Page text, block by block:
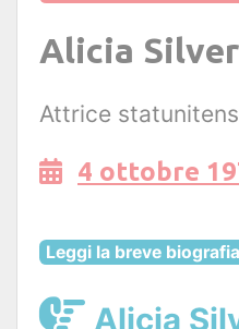
Alicia
Attrice
4 ottobre
Leggi la breve biografia
Alicia